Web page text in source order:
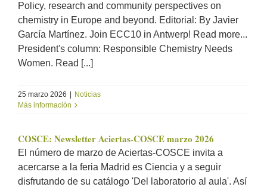
Policy, research and community perspectives on
chemistry in Europe and beyond. Editorial: By Javier
García Martínez. Join ECC10 in Antwerp! Read more...
President's column: Responsible Chemistry Needs
Women. Read [...]
25 marzo 2026
Noticias
Más información
COSCE: Newsletter Aciertas-COSCE marzo 2026
El número de marzo de Aciertas-COSCE invita a
acercarse a la feria Madrid es Ciencia y a seguir
disfrutando de su catálogo 'Del laboratorio al aula'. Así